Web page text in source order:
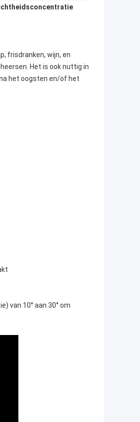
frisdranken, wijn, en
Het is ook nuttig in
het oogsten en/of het
van 10° aan 30° om